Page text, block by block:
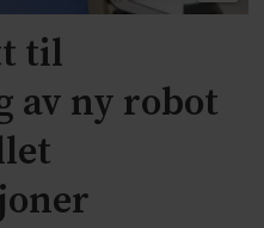
til
av ny robot